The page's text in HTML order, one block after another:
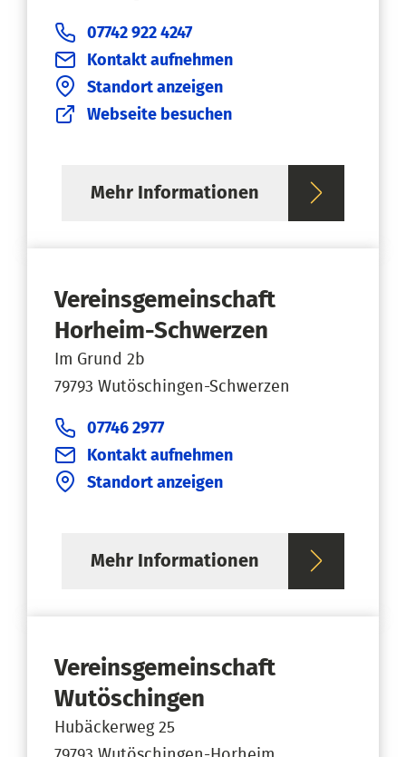
07742 922 4247
Kontakt aufnehmen
Standort anzeigen
Webseite besuchen
Mehr Informationen
Vereinsgemeinschaft
Horheim-Schwerzen
Im Grund 2b
79793 Wutöschingen-Schwerzen
07746 2977
Kontakt aufnehmen
Standort anzeigen
Mehr Informationen
Vereinsgemeinschaft
Wutöschingen
Hubäckerweg 25